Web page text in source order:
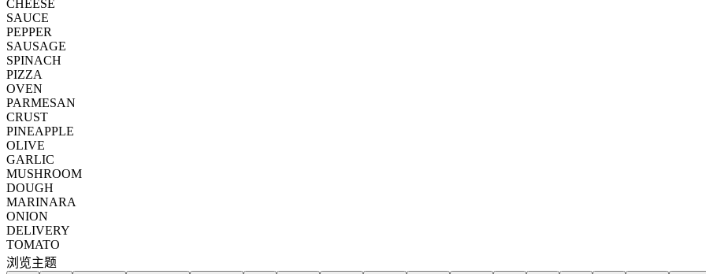
CHEESE
SAUCE
PEPPER
SAUSAGE
SPINACH
PIZZA
OVEN
PARMESAN
CRUST
PINEAPPLE
OLIVE
GARLIC
MUSHROOM
DOUGH
MARINARA
ONION
DELIVERY
TOMATO
浏览主题